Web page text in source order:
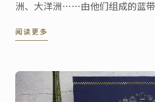
洲、大洋洲……由他们组成的蓝
阅读更多